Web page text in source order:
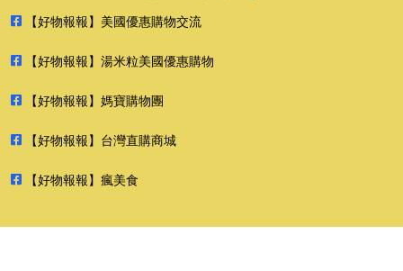
【好物報報】美國優惠購物交流
【好物報報】湯米粒美國優惠購物
【好物報報】媽寶購物團
【好物報報】台灣直購商城
【好物報報】瘋美食